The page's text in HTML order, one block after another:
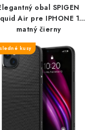
A PC
obal SPIGEN
Air pre IPHONE 14
matný čierny
kusy